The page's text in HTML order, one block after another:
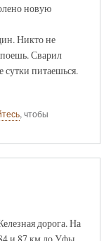
новую
Никто не
Сварил
питаешься.
, чтобы
дорога. На